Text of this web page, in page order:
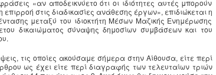
«αν αποδεικνύετο ότι οι ιδιότητες αυτές μπορούν
στις διαδικασίες ανάθεσης έργων», επιδιώκεται η
μεταξύ του ιδιοκτήτη Μέσων Μαζικής Ενημέρωσης
δικαιώματος σύναψης δημοσίων συμβάσεων και του
τις οποίες ακούσαμε σήμερα στην Αίθουσα, είτε περί
ως έχει είτε περί διαγραφής των τελευταίων τριών